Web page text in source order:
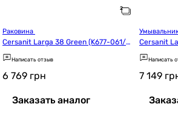
Cersanit Larga 38 Green (K677-061/C
CWT1001546401)
Написать отзыв
6 769 грн
Заказать аналог
Cersanit
Написать
7 149